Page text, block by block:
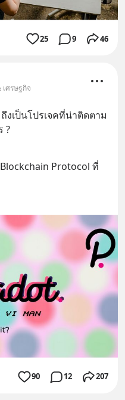
25 9 46
เศรษฐกิจ
งเป็นโปรเจคที่น่าติดตาม
?
Protocol ที่
90 12 207